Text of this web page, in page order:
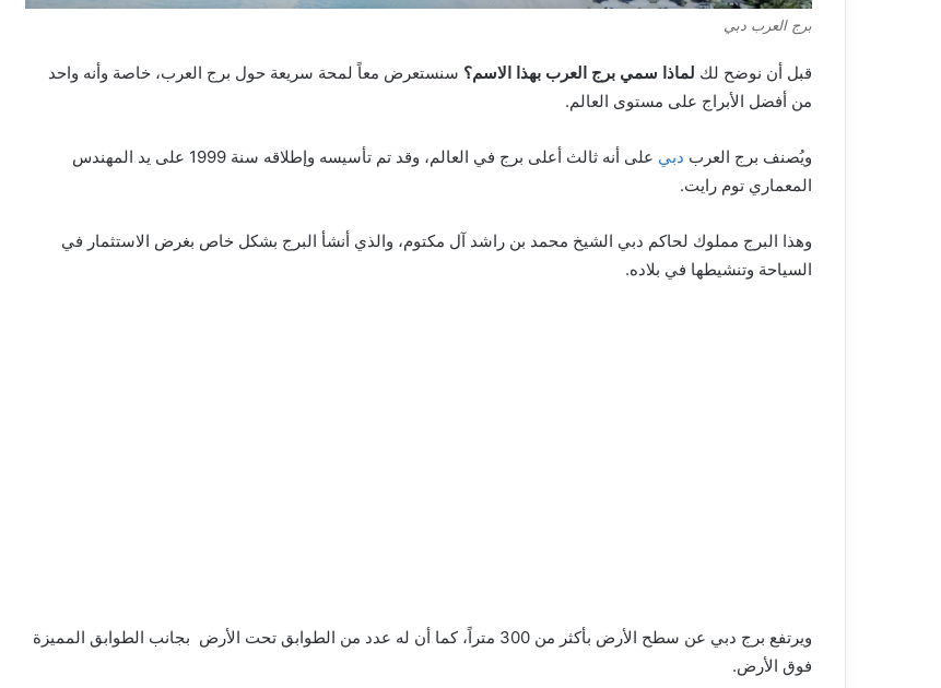
برج العرب دبي
قبل أن نوضح لك لماذا سمي برج العرب بهذا الاسم؟ سنستعرض معاً لمحة سريعة حول برج العرب، خاصة وأنه واحد
من أفضل الأبراج على مستوى العالم.
ويُصنف برج العرب دبي
على أنه ثالث أعلى برج في العالم، وقد تم تأسيسه وإطلاقه سنة 1999 على يد المهندس
المعماري توم رايت.
وهذا البرج مملوك لحاكم دبي الشيخ محمد بن راشد آل مكتوم، والذي أنشأ البرج بشكل خاص بغرض الاستثمار في
السياحة وتنشيطها في بلاده.
ويرتفع برج دبي عن سطح الأرض بأكثر من 300 متراً، كما أن له عدد من الطوابق تحت الأرض بجانب الطوابق المميزة
فوق الأرض.